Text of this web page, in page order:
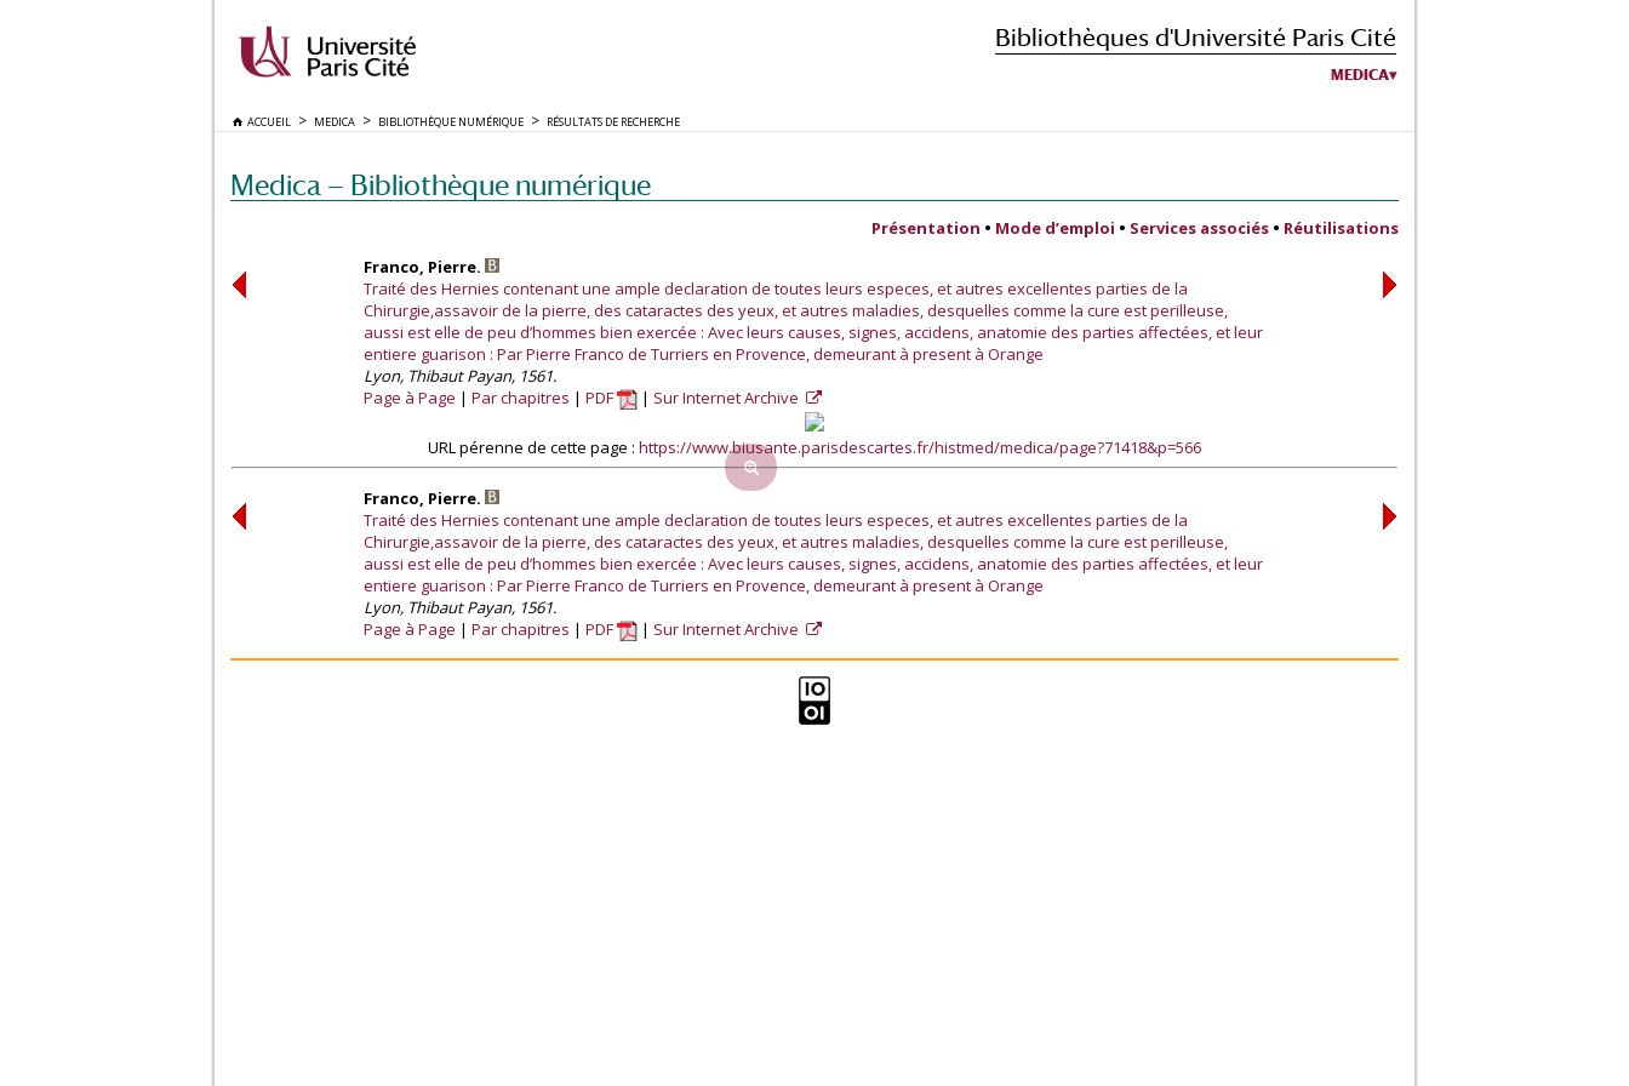
Bibliothèques d'Université Paris Cité
MEDICA
ACCUEIL MEDICA BIBLIOTHÈQUE NUMÉRIQUE RÉSULTATS DE RECHERCHE
Medica — Bibliothèque numérique
Présentation • Mode d’emploi • Services associés • Réutilisations
Franco, Pierre.
Traité des Hernies contenant une ample declaration de toutes leurs especes, et autres excellentes parties de la
Chirurgie,assavoir de la pierre, des cataractes des yeux, et autres maladies, desquelles comme la cure est perilleuse,
aussi est elle de peu d’hommes bien exercée : Avec leurs causes, signes, accidens, anatomie des parties affectées, et leur
entiere guarison : Par Pierre Franco de Turriers en Provence, demeurant à present à Orange
Lyon, Thibaut Payan, 1561.
Page à Page
Par chapitres PDF Sur Internet Archive
URL pérenne de cette page : https://www.biusante.parisdescartes.fr/histmed/medica/page?71418&p=566
Franco, Pierre.
Traité des Hernies contenant une ample declaration de toutes leurs especes, et autres excellentes parties de la
Chirurgie,assavoir de la pierre, des cataractes des yeux, et autres maladies, desquelles comme la cure est perilleuse,
aussi est elle de peu d’hommes bien exercée : Avec leurs causes, signes, accidens, anatomie des parties affectées, et leur
entiere guarison : Par Pierre Franco de Turriers en Provence, demeurant à present à Orange
Lyon, Thibaut Payan, 1561.
Page à Page
Par chapitres PDF Sur Internet Archive